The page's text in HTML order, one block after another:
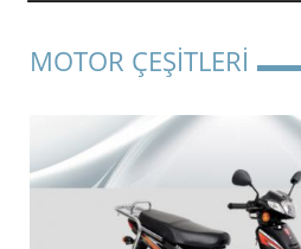
MOTOR ÇEŞİTLERİ